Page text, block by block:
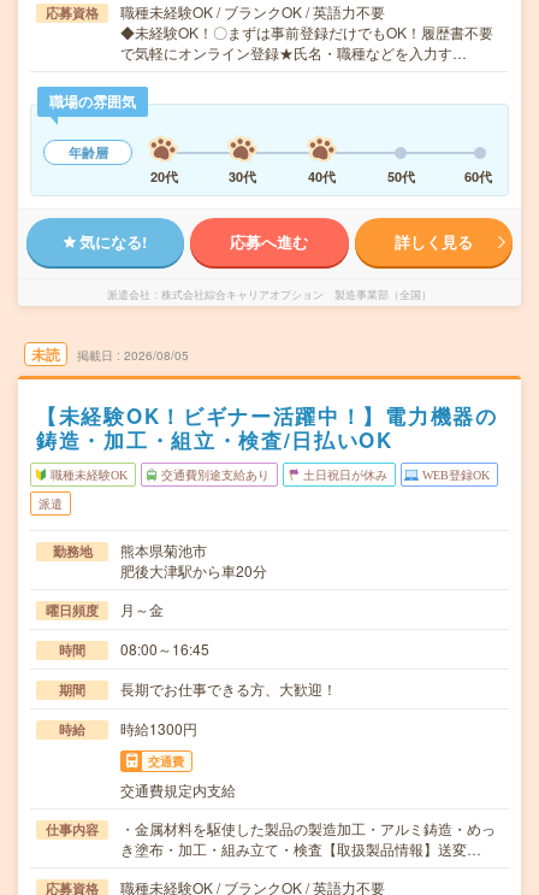
応募資格
職種未経験OK / ブランクOK / 英語力不要
◆未経験OK！〇まずは事前登録だけでもOK！履歴書不要
で気軽にオンライン登録★氏名・職種などを入力す…
職場の雰囲気
年齢層
20代
30代 40代 50代 60代
気になる! 応募へ進む 詳しく見る
派遣会社 株式会社綜合キャリアオプション 製造事業部（全国）
未読 掲載日 2026/08/05
【未経験OK！ビギナー活躍中！】電力機器の
鋳造・加工・組立・検査/日払いOK
職種未経験OK 交通費別途支給あり 土日祝日が休み WEB登録OK
派遣
勤務地
熊本県菊池市
肥後大津駅から車20分
曜日頻度 月～金
時間 08:00～16:45
期間 長期でお仕事できる方、大歓迎！
時給 時給1300円
交通費
交通費規定内支給
仕事内容
・金属材料を駆使した製品の製造加工・アルミ鋳造・めっ
き塗布・加工・組み立て・検査【取扱製品情報】送変…
応募資格
職種未経験OK / ブランクOK / 英語力不要